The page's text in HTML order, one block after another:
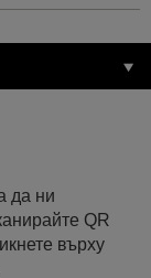
да ни
QR
върху